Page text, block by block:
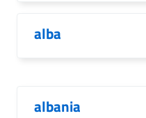
alba
albania